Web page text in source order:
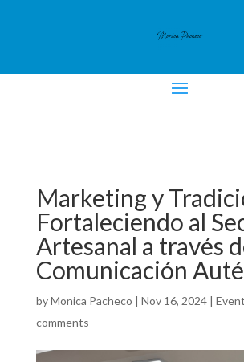
Marketing y
Fortaleciendo al
Artesanal a través
Comunicación
byMonica Pacheco | Nov 16, 2024|
comments